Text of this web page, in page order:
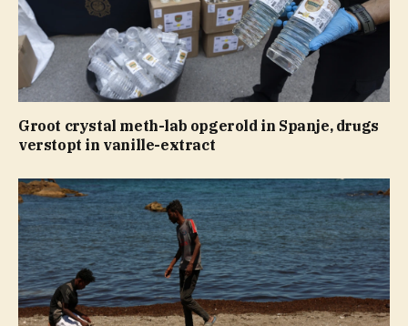
Groot crystal meth-lab opgerold in Spanje, drugs
verstopt in vanille-extract